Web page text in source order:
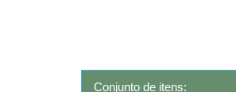
Conjunto de itens: